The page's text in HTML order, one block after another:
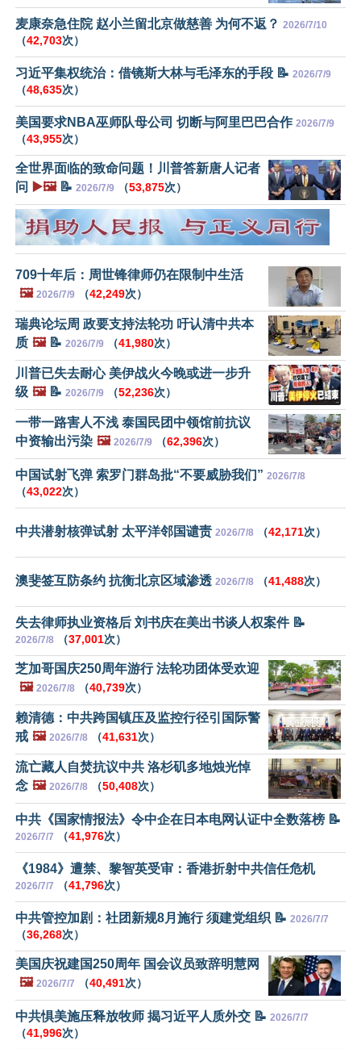
麦康奈急住院 赵小兰留北京做慈善 为何不返？ 2026/7/10
（42,703次）
习近平集权统治：借镜斯大林与毛泽东的手段 📝 2026/7/9
（48,635次）
美国要求NBA巫师队母公司 切断与阿里巴巴合作 2026/7/9
（43,955次）
全世界面临的致命问题！川普答新唐人记者
问 ▶️🖼️📝 2026/7/9 （53,875次）
709十年后：周世锋律师仍在限制中生活
🖼️ 2026/7/9 （42,249次）
瑞典论坛周 政要支持法轮功 吁认清中共本
质 🖼️📝 2026/7/9 （41,980次）
川普已失去耐心 美伊战火今晚或进一步升
级 🖼️📝 2026/7/9 （52,236次）
一带一路害人不浅 泰国民团中领馆前抗议
中资输出污染 🖼️ 2026/7/9 （62,396次）
中国试射飞弹 索罗门群岛批“不要威胁我们” 2026/7/8
（43,022次）
中共潜射核弹试射 太平洋邻国谴责 2026/7/8 （42,171次）
澳斐签互防条约 抗衡北京区域渗透 2026/7/8 （41,488次）
失去律师执业资格后 刘书庆在美出书谈人权案件 📝
2026/7/8 （37,001次）
芝加哥国庆250周年游行 法轮功团体受欢迎
🖼️ 2026/7/8 （40,739次）
赖清德：中共跨国镇压及监控行径引国际警
戒 🖼️ 2026/7/8 （41,631次）
流亡藏人自焚抗议中共 洛杉矶多地烛光悼
念 🖼️ 2026/7/8 （50,408次）
中共《国家情报法》令中企在日本电网认证中全数落榜 📝
2026/7/7 （41,976次）
《1984》遭禁、黎智英受审：香港折射中共信任危机
2026/7/7 （41,796次）
中共管控加剧：社团新规8月施行 须建党组织 📝 2026/7/7
（36,268次）
美国庆祝建国250周年 国会议员致辞明慧网
🖼️ 2026/7/7 （40,491次）
中共惧美施压释放牧师 揭习近平人质外交 📝 2026/7/7
（41,996次）